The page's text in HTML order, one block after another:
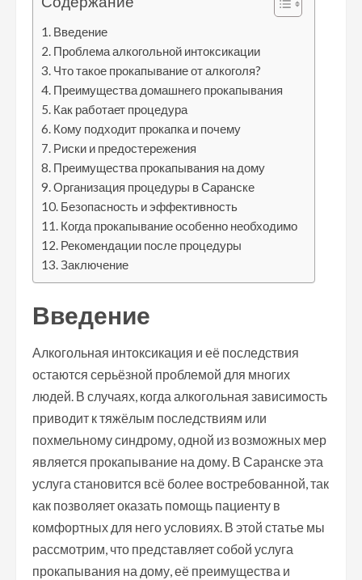
Введение
Проблема алкогольной интоксикации
Что такое прокапывание от алкоголя?
Преимущества домашнего прокапывания
Как работает процедура
Кому подходит прокапка и почему
Риски и предостережения
Преимущества прокапывания на дому
Организация процедуры в Саранске
Безопасность и эффективность
Когда прокапывание особенно необходимо
Рекомендации после процедуры
Заключение
Введение
Алкогольная интоксикация и её последствия
остаются серьёзной проблемой для многих
людей. В случаях, когда алкогольная зависимость
приводит к тяжёлым последствиям или
похмельному синдрому, одной из возможных мер
является прокапывание на дому. В Саранске эта
услуга становится всё более востребованной, так
как позволяет оказать помощь пациенту в
комфортных для него условиях. В этой статье мы
рассмотрим, что представляет собой услуга
прокапывания на дому, её преимущества и